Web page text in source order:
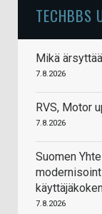
TECHBBS
Mikä
7.8.2026
RVS, Motor
7.8.2026
Suomen
7.8.2026